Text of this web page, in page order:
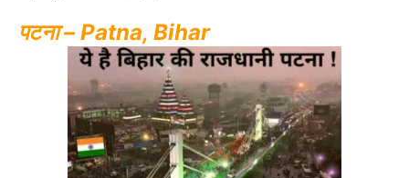
पटना – Patna, Bihar